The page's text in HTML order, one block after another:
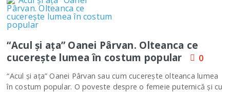
“Acul şi aţa” Oanei Pârvan. Olteanca ce
cucereşte lumea în costum popular
0
“Acul şi aţa” Oanei Pârvan sau cum cucereşte olteanca lumea
în costum popular. O poveste despre o femeie puternică şi cu